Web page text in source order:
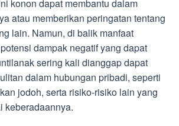
konon dapat membantu dalam
atau memberikan peringatan tentang
lain. Namun, di balik manfaat
dampak negatif yang dapat
sering kali dianggap dapat
dalam hubungan pribadi, seperti
jodoh, serta risiko-risiko lain yang
keberadaannya.